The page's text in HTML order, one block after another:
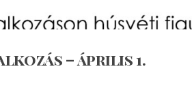
– április 1.